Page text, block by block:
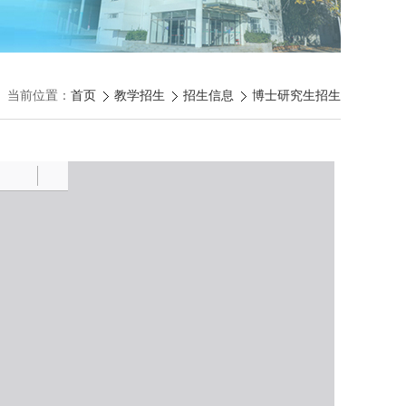
当前位置： 首页 教学招生 招生信息 博士研究生招生